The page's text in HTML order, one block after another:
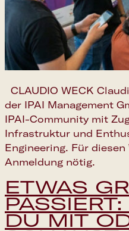
CLAUDIO WECK
der IPAI Management
IPAI-Community mit
Infrastruktur und
Engineering. Für
Anmeldung nötig.
ETWAS
ASSIERT:
U MIT